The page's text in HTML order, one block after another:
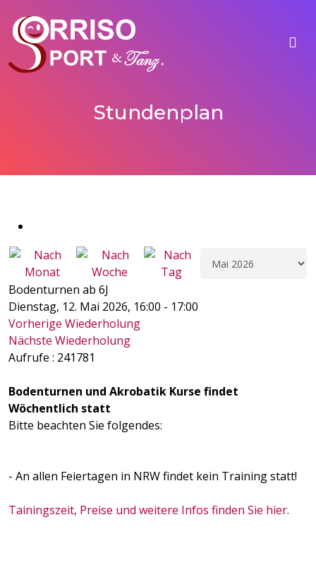
Stundenplan
Bodenturnen ab 6J
Dienstag, 12. Mai 2026, 16:00 - 17:00
Vorherige Wiederholung
Nächste Wiederholung
Aufrufe : 241781
Bodenturnen und Akrobatik Kurse findet
Wöchentlich statt
Bitte beachten Sie folgendes:
- An allen Feiertagen in NRW findet kein Training statt!
Tainingszeit, Preise und weitere Infos finden Sie hier.